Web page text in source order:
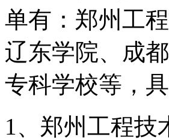
单有：郑州工
辽东学院、成
专科学校等，
1、郑州工程技